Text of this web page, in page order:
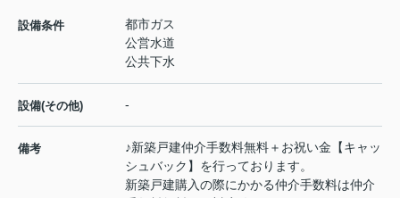
設備条件
都市ガス
公営水道
公共下水
設備(その他) -
備考
♪新築戸建仲介手数料無料＋お祝い金【キャッ
シュバック】を行っております。
新築戸建購入の際にかかる仲介手数料は仲介